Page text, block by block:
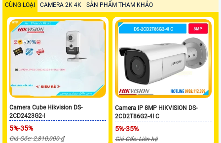
CÙNG LOẠI CAMERA 2K 4K SẢN PHẨM THAM KHẢO
Camera Cube Hikvision DS-
2CD2423G2-I
5%-35%
Giá Gốc: 2,810,000 ₫
Camera IP 8MP HIKVISION DS-
2CD2T86G2-4I C
5%-35%
Giá Gốc: Liên hệ